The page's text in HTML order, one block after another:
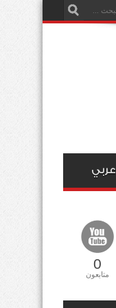
عربي
0
متابعون